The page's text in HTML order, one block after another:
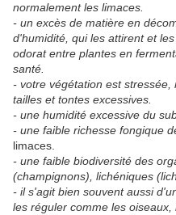
normalement les limaces.
- un excès de matière en
d'humidité, qui les attirent et
odorat entre plantes en
santé.
- votre végétation est stressée,
tailles et tontes excessives.
- une humidité excessive du
- une faible richesse fongique
limaces.
- une faible biodiversité des
(champignons), lichéniques
- il s'agit bien souvent aussi
les réguler comme les